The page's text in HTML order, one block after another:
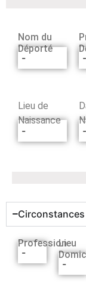
Nom du
Déporté
- -
Lieu de
Naissance
- -
Profession
-
Lieu
-